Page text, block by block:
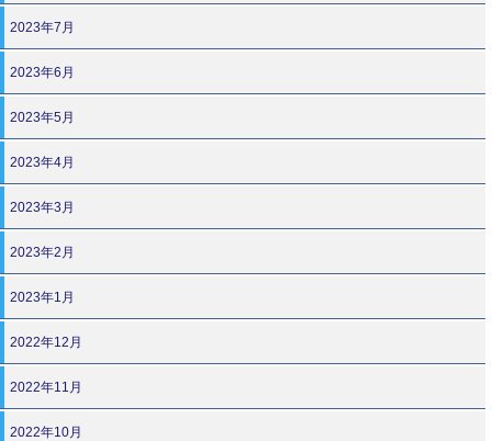
2023年7月
2023年6月
2023年5月
2023年4月
2023年3月
2023年2月
2023年1月
2022年12月
2022年11月
2022年10月